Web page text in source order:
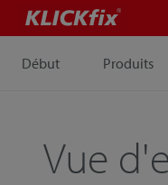
Début Produits
Vue